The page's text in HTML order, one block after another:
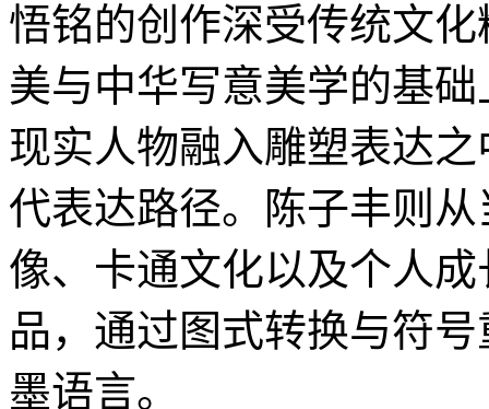
悟铭的创作深受传统文
美与中华写意美学的基
现实人物融入雕塑表达
代表达路径。陈子丰则
像、卡通文化以及个人
品，通过图式转换与符
墨语言。